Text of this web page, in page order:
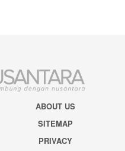
ABOUT US
SITEMAP
PRIVACY